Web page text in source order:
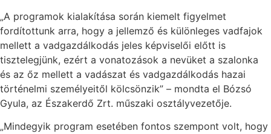
„A programok kialakítása során kiemelt figyelmet
fordítottunk arra, hogy a jellemző és különleges vadfajok
mellett a vadgazdálkodás jeles képviselői előtt is
tisztelegjünk, ezért a vonatozások a nevüket a szalonka
és az őz mellett a vadászat és vadgazdálkodás hazai
történelmi személyeitől kölcsönzik” – mondta el Bózsó
Gyula, az Északerdő Zrt. műszaki osztályvezetője.
„Mindegyik program esetében fontos szempont volt, hogy